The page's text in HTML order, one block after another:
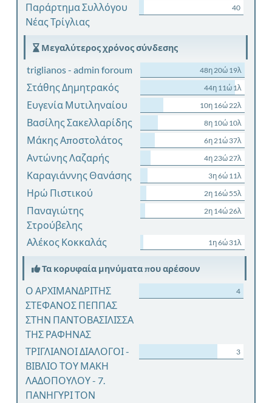
Παράρτημα Συλλόγου
Νέας Τρίγλιας
40
Μεγαλύτερος χρόνος σύνδεσης
triglianos - admin foroum 48η 20ώ 19λ
Στάθης Δημητρακός 44η 11ώ 1λ
Ευγενία Μυτιληναίου 10η 16ώ 22λ
Βασίλης Σακελλαρίδης 8η 10ώ 10λ
Μάκης Αποστολάτος 6η 21ώ 37λ
Αντώνης Λαζαρής 4η 23ώ 27λ
Καραγιάννης Θανάσης 3η 6ώ 11λ
Ηρώ Πιστικού 2η 16ώ 55λ
Παναγιώτης
Στρούβελης
2η 14ώ 26λ
Αλέκος Κοκκαλάς 1η 6ώ 31λ
Τα κορυφαία μηνύματα που αρέσουν
Ο ΑΡΧΙΜΑΝΔΡΙΤΗΣ
ΣΤΕΦΑΝΟΣ ΠΕΠΠΑΣ
ΣΤΗΝ ΠΑΝΤΟΒΑΣΙΛΙΣΣΑ
ΤΗΣ ΡΑΦΗΝΑΣ
4
ΤΡΙΓΛΙΑΝΟΙ ΔΙΑΛΟΓΟΙ -
ΒΙΒΛΙΟ ΤΟΥ ΜΑΚΗ
ΛΑΔΟΠΟΥΛΟΥ - 7.
ΠΑΝΗΓΥΡΙ ΤΟΝ
3